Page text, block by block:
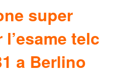
super
telc
a Berlino